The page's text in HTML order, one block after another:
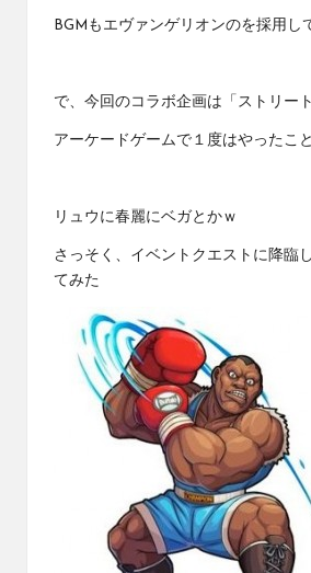
BGMもエヴァンゲリオンのを採用し
で、今回のコラボ企画は「ストリー
アーケードゲームで１度はやったこ
リュウに春麗にベガとかｗ
さっそく、イベントクエストに降臨
てみた